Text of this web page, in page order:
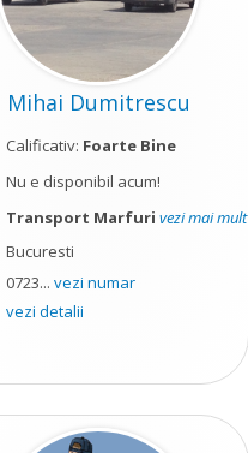
Mihai Dumitrescu
Calificativ: Foarte Bine
Nu e disponibil acum!
Transport Marfuri vezi mai mult
Bucuresti
0723... vezi numar
vezi detalii